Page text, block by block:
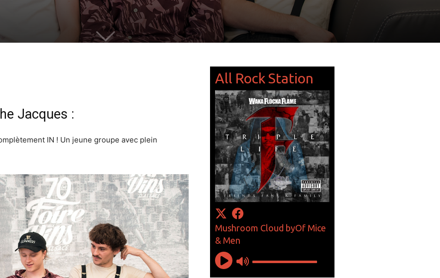
Jacques :
IN ! Un jeune groupe avec plein